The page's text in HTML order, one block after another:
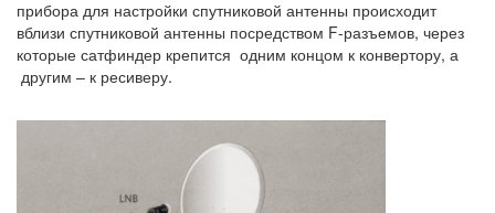
прибора для настройки спутниковой антенны происходит
вблизи спутниковой антенны посредством F-разъемов, через
которые сатфиндер крепится одним концом к конвертору, а
другим – к ресиверу.